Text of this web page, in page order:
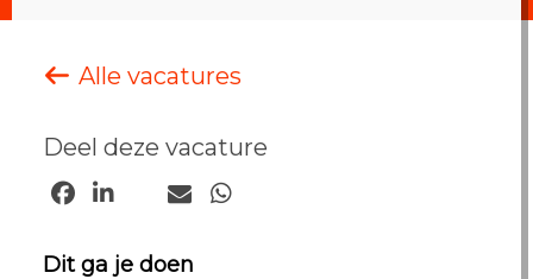
Alle vacatures
Deel deze vacature
Dit ga je doen